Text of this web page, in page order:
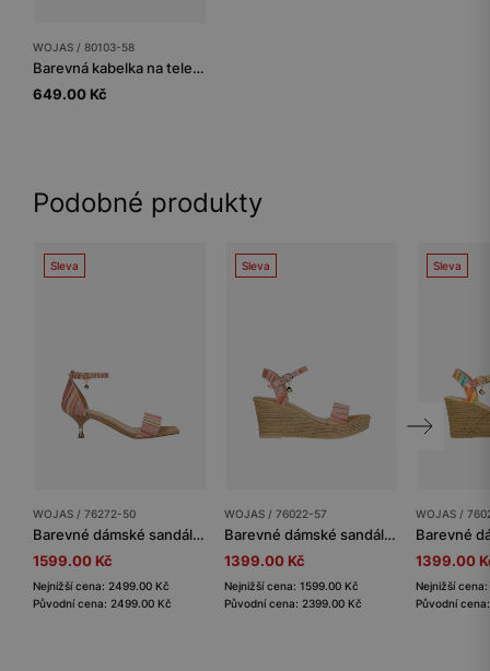
WOJAS / 80103-58
Barevná kabelka na telefon s pruhy
649.00 Kč
Podobné produkty
Sleva
WOJAS / 76272-50
Barevné dámské sandály na nízkém podpatku
1599.00 Kč
Nejnižší cena: 2499.00 Kč
Původní cena: 2499.00 Kč
Sleva
WOJAS / 76022-57
Barevné dámské sandály na platformě
1399.00 Kč
Nejnižší cena: 1599.00 Kč
Původní cena: 2399.00 Kč
Sleva
WOJAS /
1399.00
Nejnižší
Původní